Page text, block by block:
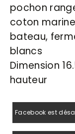
pochon
coton
bateau,
blancs
Dimension
hauteur
Facebook est